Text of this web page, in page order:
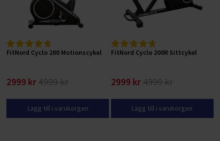
FitNord Cyclo 200 Motionscykel
2999 kr 4999 kr
Lägg till i varukorgen
FitNord Cyclo 200R Sittcykel
2999 kr4999 kr
Lägg till i varukorgen